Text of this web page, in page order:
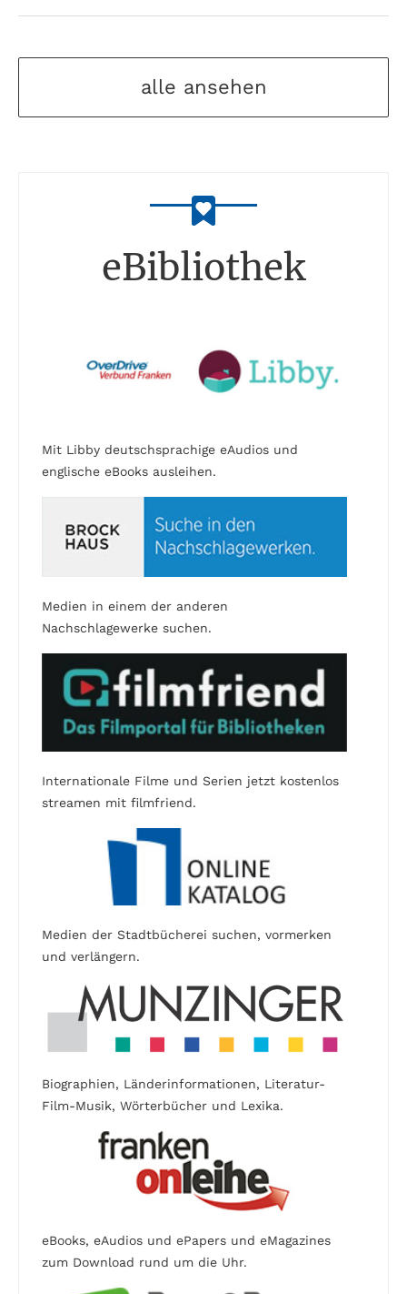
alle ansehen
eBibliothek
Mit Libby deutschsprachige eAudios und
englische eBooks ausleihen.
Medien in einem der anderen
Nachschlagewerke suchen.
Internationale Filme und Serien jetzt kostenlos
streamen mit filmfriend.
Medien der Stadtbücherei suchen, vormerken
und verlängern.
Biographien, Länderinformationen, Literatur-
Film-Musik, Wörterbücher und Lexika.
eBooks, eAudios und ePapers und eMagazines
zum Download rund um die Uhr.